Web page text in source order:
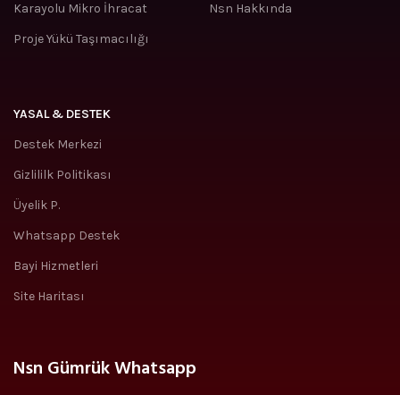
Karayolu Mikro İhracat
Proje Yükü Taşımacılığı
Nsn Hakkında
YASAL & DESTEK
Destek Merkezi
Gizlililk Politikası
Üyelik P.
Whatsapp Destek
Bayi Hizmetleri
Site Haritası
Nsn Gümrük Whatsapp